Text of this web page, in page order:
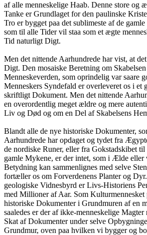
af alle menneskelige Haab. Denne store og
Tanke er Grundlaget for den paulinske
Tro er bygget paa det sublimeste af de gamle
som til alle Tider vil staa som et ægte
Tid naturligt Digt.
Men det nittende Aarhundrede har vist, at
Digt. Den mosaiske Beretning om
Menneskeverden, som oprindelig var saare
Menneskers Syndefald er overleveret os i
skriftligt Dokument. Men det nittende
en overordentlig meget ældre og mere
Liv og Død og om en Del af Skabelsens
Blandt alle de nye historiske Dokumenter,
Aarhundrede har opdaget og tydet fra
de nordiske Runer, eller fra Gokstadskibet
gamle Mykene, er der intet, som i Ælde
Betydning kan sammenlignes med selve
fortæller os om Forverdenens Planter og
geologiske Vidnesbyrd er Livs-Historiens
med Millioner af Aar. Som
historiske Dokumenter i Grundmuren af en
saaledes er der af ikke-menneskelige
Skat af Dokumenter under selve
Grundmur, oven paa hvilken vi bygger og